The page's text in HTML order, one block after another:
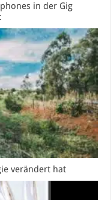
in der Gig
verändert hat